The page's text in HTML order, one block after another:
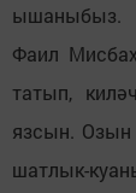
ышаныбыз.
Фаил
татып,
язсын. Озын
шатлык-